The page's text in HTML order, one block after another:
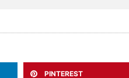
PINTEREST